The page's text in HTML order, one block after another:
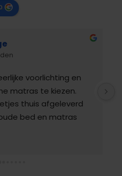
Goede winkel met fijn,
wat echt met je zoekt naar
om lekker te slapen!! En
geleverd liggen we nu heerlijk